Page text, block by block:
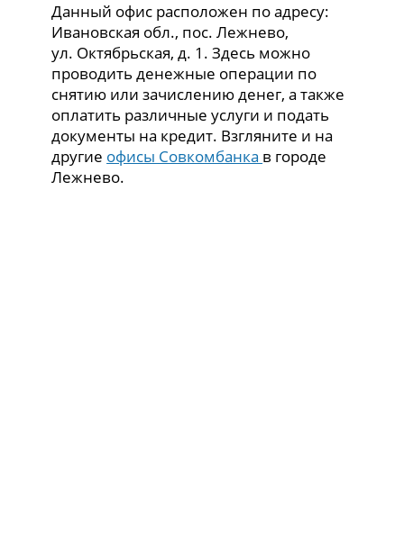
Данный офис расположен по адресу:
Ивановская обл., пос. Лежнево,
ул. Октябрьская, д. 1. Здесь можно
проводить денежные операции по
снятию или зачислению денег, а также
оплатить различные услуги и подать
документы на кредит. Взгляните и на
другие офисы Совкомбанка в городе
Лежнево.